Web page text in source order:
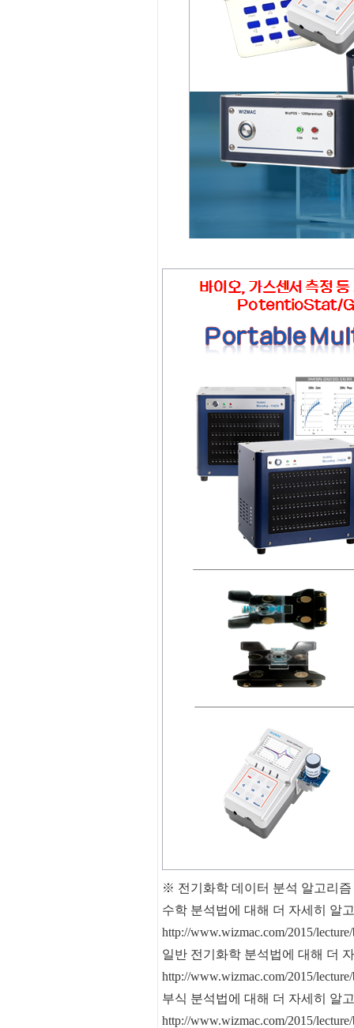
※ 전기화학 데이터 분석 알고리즘
수학 분석법에 대해 더 자세히 알
http://www.wizmac.com/2015/
일반 전기화학 분석법에 대해 더
http://www.wizmac.com/2015/
부식 분석법에 대해 더 자세히 알
http://www.wizmac.com/2015/